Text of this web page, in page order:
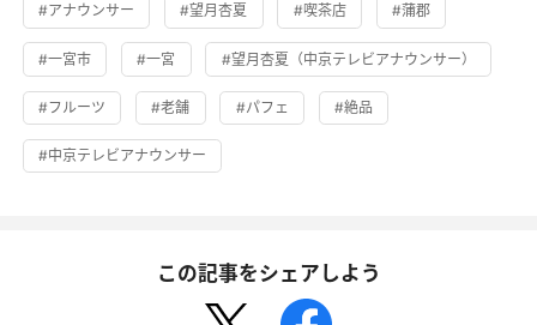
#アナウンサー #望月杏夏 #喫茶店 #蒲郡
#一宮市 #一宮 #望月杏夏（中京テレビアナウンサー）
#フルーツ #老舗 #パフェ #絶品
#中京テレビアナウンサー
この記事をシェアしよう